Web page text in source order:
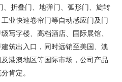
折叠门、地弹门、弧形门、旋转
业快速卷帘门等自动感应门及门
写字楼、高档酒店、国际展馆、
筑出入口，同时远销至美国、澳
港澳地区等国际市场，公司产品
肯定。